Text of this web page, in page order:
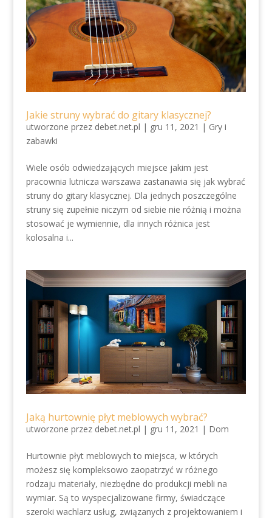
Jakie struny wybrać do gitary klasycznej?
utworzone przez debet.net.pl | gru 11, 2021 | Gry i
zabawki
Wiele osób odwiedzających miejsce jakim jest
pracownia lutnicza warszawa zastanawia się jak wybrać
struny do gitary klasycznej. Dla jednych poszczególne
struny się zupełnie niczym od siebie nie różnią i można
stosować je wymiennie, dla innych różnica jest
kolosalna i...
Jaką hurtownię płyt meblowych wybrać?
utworzone przez debet.net.pl | gru 11, 2021 | Dom
Hurtownie płyt meblowych to miejsca, w których
możesz się kompleksowo zaopatrzyć w różnego
rodzaju materiały, niezbędne do produkcji mebli na
wymiar. Są to wyspecjalizowane firmy, świadczące
szeroki wachlarz usług, związanych z projektowaniem i